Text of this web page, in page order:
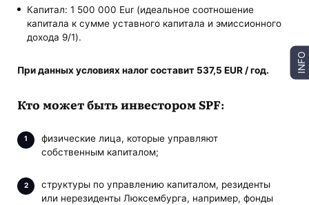
Капитал: 1 500 000 Eur (идеальное соотношение
капитала к сумме уставного капитала и эмиссионного
дохода 9/1).
При данных условиях налог составит 537,5 EUR / год.
Кто может быть инвестором SPF:
физические лица, которые управляют
собственным капиталом;
структуры по управлению капиталом, резиденты
или нерезиденты Люксембурга, например, фонды
INFO